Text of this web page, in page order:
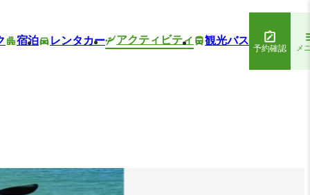
宿泊 レンタカー アクティビティ 観光バス
予約確認 メ